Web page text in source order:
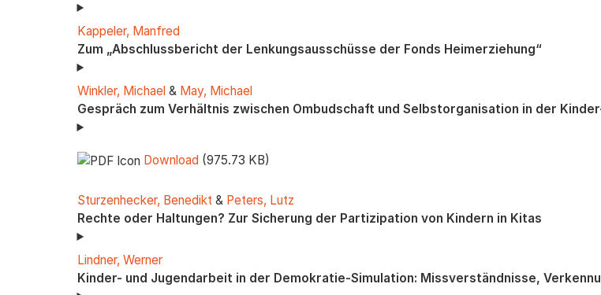
Kappeler, Manfred
Zum „Abschlussbericht der Lenkungsausschüsse der Fonds Heimerziehung“
Winkler, Michael & May, Michael
Gespräch zum Verhältnis zwischen Ombudschaft und Selbstorganisation in der
Download (975.73 KB)
Sturzenhecker, Benedikt& Peters, Lutz
Rechte oder Haltungen? Zur Sicherung der Partizipation von Kindern in Kitas
Lindner, Werner
Kinder- und Jugendarbeit in der Demokratie-Simulation: Missverständnisse,